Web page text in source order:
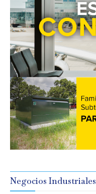
Negocios Industriales